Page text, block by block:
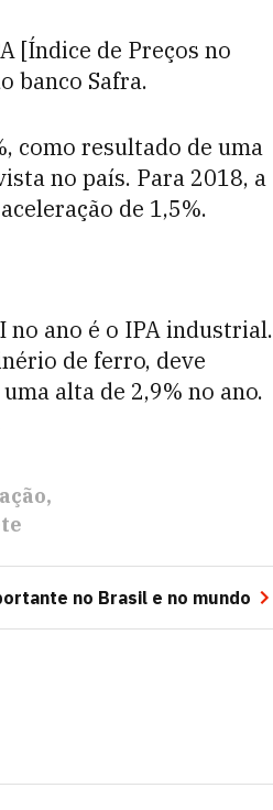
[Índice de Preços no
banco Safra.
como resultado de uma
no país. Para 2018, a
de 1,5%.
no ano é o IPA industrial.
de ferro, deve
alta de 2,9% no ano.
no Brasil e no mundo